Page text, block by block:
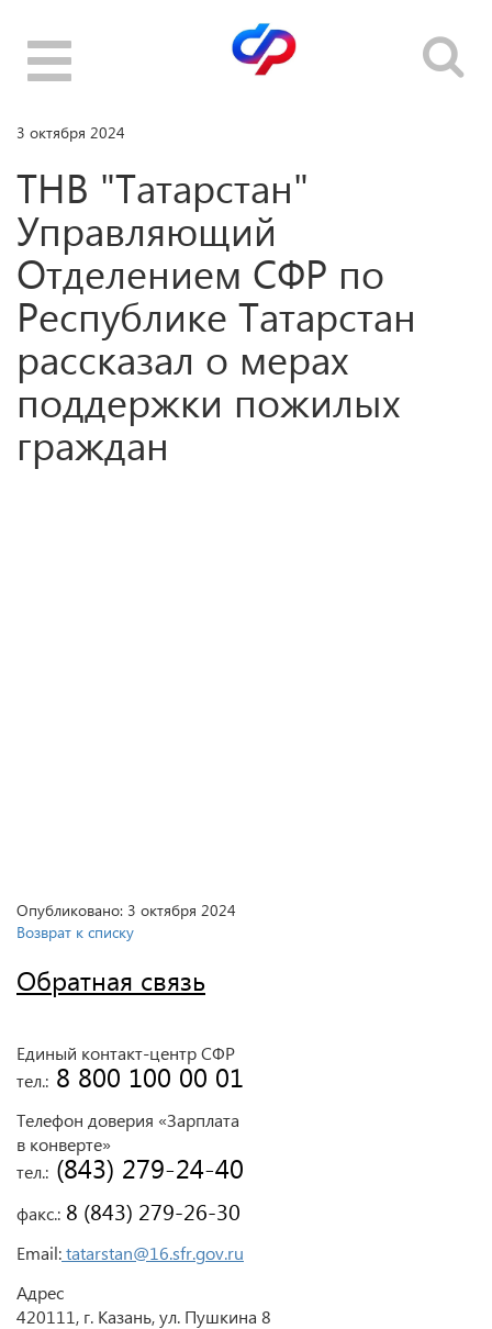
Toggle
navigation
3 октября 2024
ТНВ "Татарстан"
Управляющий
Отделением СФР по
Республике Татарстан
рассказал о мерах
поддержки пожилых
граждан
Опубликовано: 3 октября 2024
Возврат к списку
Обратная связь
Единый контакт-центр СФР
тел.: 8 800 100 00 01
Телефон доверия «Зарплата
в конверте»
тел.: (843) 279-24-40
факс.: 8 (843) 279-26-30
Email:tatarstan@16.sfr.gov.ru
Адрес
420111, г. Казань, ул. Пушкина 8